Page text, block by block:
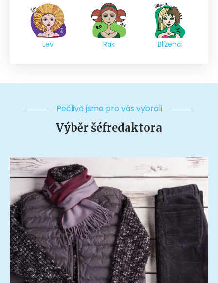
Lev Rak Blíženci
Pečlivě jsme pro vás vybrali
Výběr šéfredaktora